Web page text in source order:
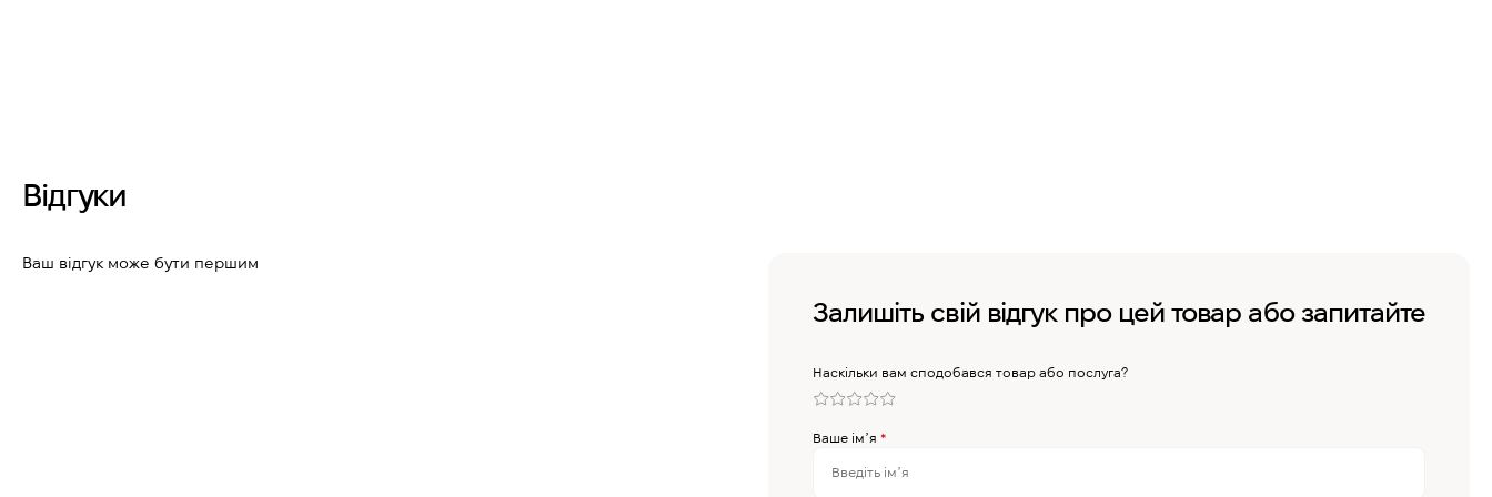
Відгуки
Ваш відгук може бути першим
Залишіть свій відгук про цей товар або запитайте
Наскільки вам сподобався товар або послуга?
Ваше імʼя*